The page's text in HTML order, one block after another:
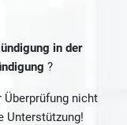
in der
?
Überprüfung nicht
Unterstützung!